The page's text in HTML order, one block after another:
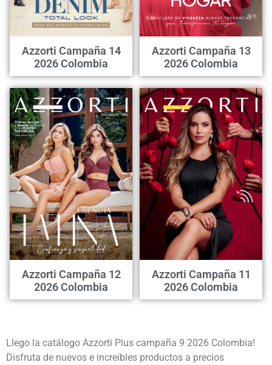
Azzorti Campaña 14
2026 Colombia
Azzorti Campaña 13
2026 Colombia
Azzorti Campaña 12
2026 Colombia
Azzorti Campaña 11
2026 Colombia
Llego la catálogo Azzorti Plus campaña 9 2026 Colombia!
Disfruta de nuevos e increíbles productos a precios